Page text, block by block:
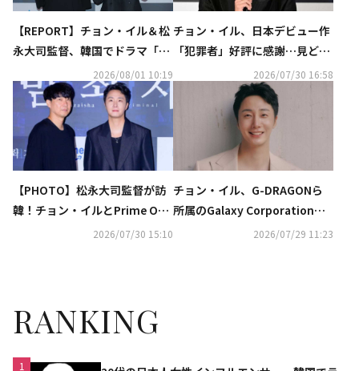
【REPORT】チョン・イル＆松
永大司監督、韓国でドラマ「犯
罪者」記者会見を開催“危機を
チャンスに変えて挑むことが突
破口に”
2026/08/01 10:19
チョン・イル、日本デビュー作
「犯罪者」好評に感謝…見どこ
ろも明かす“韓国でも多くの方
に観てほしい”
2026/07/30 16:58
【PHOTO】松永大司監督が訪
韓！チョン・イルとPrime Orig
inalのドラマ「犯罪者」記者懇
2026/07/30 15:10
チョン・イル、G-DRAGONら
所属のGalaxy Corporationと
2026/07/29 11:23
RANKING
1